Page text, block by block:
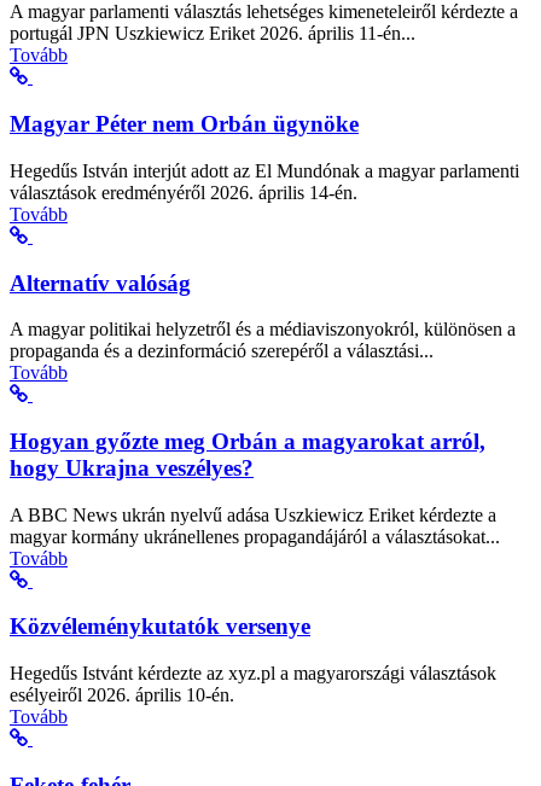
A magyar parlamenti választás lehetséges kimeneteleiről kérdezte a
portugál JPN Uszkiewicz Eriket 2026. április 11-én...
Tovább
Magyar Péter nem Orbán ügynöke
Hegedűs István interjút adott az El Mundónak a magyar parlamenti
választások eredményéről 2026. április 14-én.
Tovább
Alternatív valóság
A magyar politikai helyzetről és a médiaviszonyokról, különösen a
propaganda és a dezinformáció szerepéről a választási...
Tovább
Hogyan győzte meg Orbán a magyarokat arról,
hogy Ukrajna veszélyes?
A BBC News ukrán nyelvű adása Uszkiewicz Eriket kérdezte a
magyar kormány ukránellenes propagandájáról a választásokat...
Tovább
Közvéleménykutatók versenye
Hegedűs Istvánt kérdezte az xyz.pl a magyarországi választások
esélyeiről 2026. április 10-én.
Tovább